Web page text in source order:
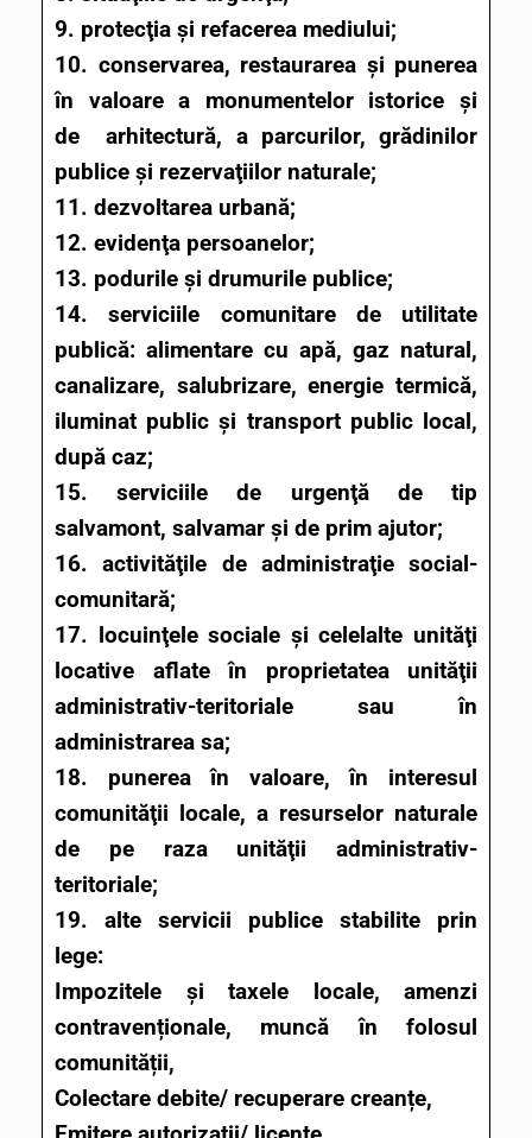
9. protecţia şi refacerea mediului;
10. conservarea, restaurarea şi punerea
în valoare a monumentelor istorice şi
de arhitectură, a parcurilor, grădinilor
publice şi rezervaţiilor naturale;
11. dezvoltarea urbană;
12. evidenţa persoanelor;
13. podurile şi drumurile publice;
14. serviciile comunitare de utilitate
publică: alimentare cu apă, gaz natural,
canalizare, salubrizare, energie termică,
iluminat public şi transport public local,
după caz;
15. serviciile de urgenţă de tip
salvamont, salvamar şi de prim ajutor;
16. activităţile de administraţie social-
comunitară;
17. locuinţele sociale şi celelalte unităţi
locative aflate în proprietatea unităţii
administrativ-teritoriale sau în
administrarea sa;
18. punerea în valoare, în interesul
comunităţii locale, a resurselor naturale
de pe raza unităţii administrativ-
teritoriale;
19. alte servicii publice stabilite prin
lege:
Impozitele și taxele locale, amenzi
contravenționale, muncă în folosul
comunității,
Colectare debite/ recuperare creanțe,